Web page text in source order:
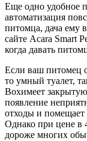
Еще одно удобное
автоматизация
питомца, дача ему
сайте Acara Smart
когда давать
Если ваш питомец
то умный туалет,
Boxимеет
появление
отходы и помещает
Однако при цене в
дороже многих